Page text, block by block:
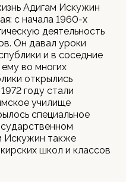
Адигам Искужин
с начала 1960-х
деятельность
Он давал уроки
и в соседние
во многих
открылись
году стали
училище
специальное
Искужин также
школ и классов